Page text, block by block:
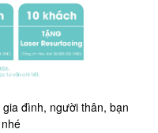
gia đình, người thân, bạn